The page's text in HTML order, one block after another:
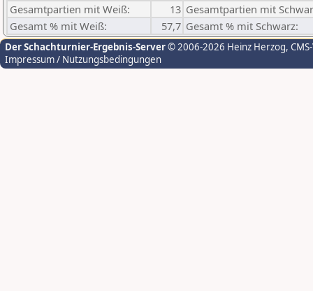
Gesamtpartien mit Weiß:
13 Gesamtpartien mit
Gesamt % mit Weiß:
57,7 Gesamt % mit Schwarz:
Der Schachturnier-Ergebnis-Server© 2006-2026 Heinz Herzog,
Impressum / Nutzungsbedingungen